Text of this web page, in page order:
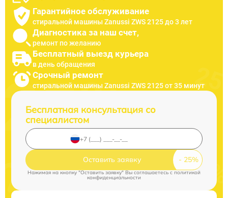
Гарантийное обслуживание
стиральной машины Zanussi ZWS 2125 до 3 лет
Диагностика за наш счет,
ремонт по желанию
Бесплатный выезд курьера
в день обращения
Срочный ремонт
стиральной машины Zanussi ZWS 2125 от 35 минут
Бесплатная консультация со
специалистом
Оставить заявку
Нажимая на кнопку "Оставить заявку" Вы соглашаетесь cполитикой
конфиденциальности